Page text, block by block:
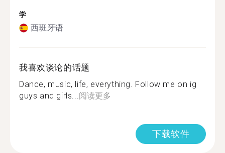
学
西班牙语
我喜欢谈论的话题
Dance, music, life, everything. Follow me on ig
guys and girls...阅读更多
下载软件